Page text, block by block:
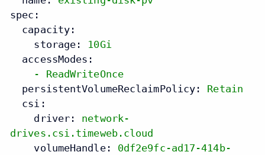
spec:
capacity:
storage:
10Gi
accessModes:
-
ReadWriteOnce
persistentVolumeReclaimPolicy:
Retain
csi:
driver:
network-
drives.csi.timeweb.cloud
volumeHandle:
0df2e9fc-ad17-414b-